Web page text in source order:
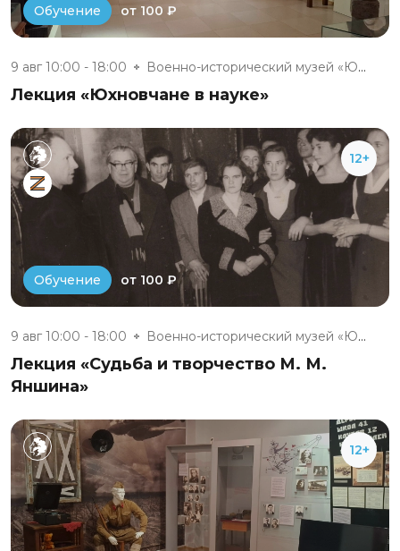
Обучение от 100 ₽
9 авг 10:00 - 18:00 Военно-исторический музей «Юхн...
Лекция «Юхновчане в науке»
12+
Обучение от 100 ₽
9 авг 10:00 - 18:00 Военно-исторический музей «Юхн...
Лекция «Судьба и творчество М. М.
Яншина»
12+